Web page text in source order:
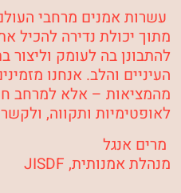
עשרות אמנים מרחבי
מתוך יכולת נדירה להכיל
להתבונן בה לעומק וליצור
העיניים והלב. אנחנו
מהמציאות – אלא למרחב
לאופטימיות ותקווה,
מרים אנגל
מנהלת אמנותית, JISDF